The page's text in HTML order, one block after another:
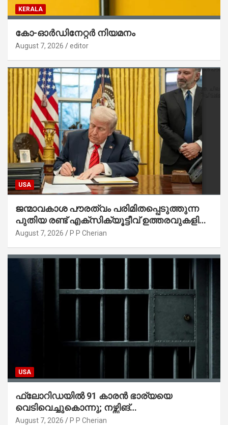
KERALA
കോ-ഓർഡിനേറ്റർ നിയമനം
August 7, 2026 editor
USA
ജന്മാവകാശ പൗരത്വം പരിമിതപ്പെടുത്തുന്ന
പുതിയ രണ്ട് എക്സിക്യൂട്ടീവ് ഉത്തരവുകളിൽ
ട്രംപ് ഒപ്പുവെച്ചു
August 7, 2026 P P Cherian
USA
ഫ്ലോറിഡയിൽ 91 കാരൻ ഭാര്യയെ
വെടിവെച്ചുകൊന്നു; നഴ്സിങ്
ഹോമിലാക്കില്ലെന്ന് നൽകിയ വാഗ്ദാനം
August 7, 2026 P P Cherian